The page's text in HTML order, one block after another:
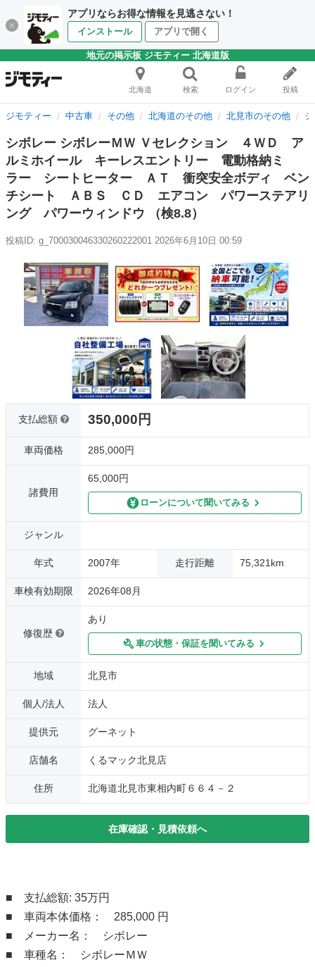
アプリならお得な情報を見逃さない！
インストール アプリで開く
地元の掲示板 ジモティー 北海道版
北海道 検索 ログイン 投稿
ジモティー 中古車 その他 北海道のその他 北見市のその他
シボレー シボレーＭＷ Ｖセレクション ４ＷＤ ア
ルミホイール キーレスエントリー 電動格納ミ
ラー シートヒーター ＡＴ 衝突安全ボディ ベン
チシート ＡＢＳ ＣＤ エアコン パワーステアリ
ング パワーウィンドウ （検8.8）
投稿ID: g_700030046330260222001 2026年6月10日 00:59
支払総額 350,000円
車両価格 285,000円
諸費用
65,000円
ローンについて聞いてみる
ジャンル
年式 2007年 走行距離 75,321km
車検有効期限 2026年08月
修復歴
あり
車の状態・保証を聞いてみる
地域 北見市
個人/法人 法人
提供元 グーネット
店舗名 くるマック北見店
住所 北海道北見市東相内町６６４－２
在庫確認・見積依頼へ
■ 支払総額: 35万円
■ 車両本体価格： 285,000 円
■ メーカー名： シボレー
■ 車種名： シボレーＭＷ